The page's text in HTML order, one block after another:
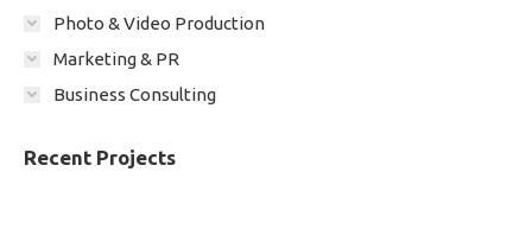
Photo & Video Production
Marketing & PR
Business Consulting
Recent Projects